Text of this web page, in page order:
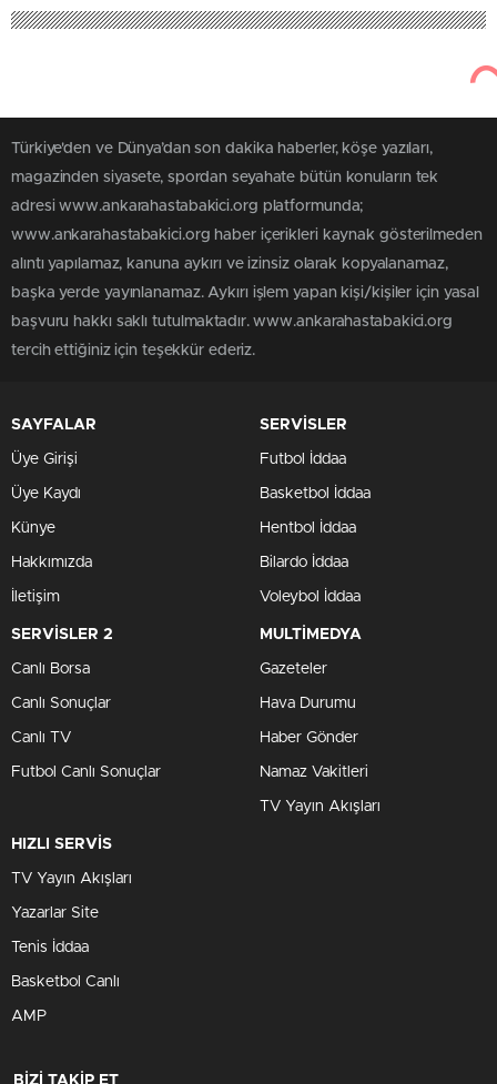
Türkiye'den ve Dünya’dan son dakika haberler, köşe yazıları,
magazinden siyasete, spordan seyahate bütün konuların tek
adresi www.ankarahastabakici.org platformunda;
www.ankarahastabakici.org haber içerikleri kaynak gösterilmeden
alıntı yapılamaz, kanuna aykırı ve izinsiz olarak kopyalanamaz,
başka yerde yayınlanamaz. Aykırı işlem yapan kişi/kişiler için yasal
başvuru hakkı saklı tutulmaktadır. www.ankarahastabakici.org
tercih ettiğiniz için teşekkür ederiz.
SAYFALAR
Üye Girişi
Üye Kaydı
Künye
Hakkımızda
İletişim
SERVİSLER
Futbol İddaa
Basketbol İddaa
Hentbol İddaa
Bilardo İddaa
Voleybol İddaa
SERVİSLER 2
Canlı Borsa
Canlı Sonuçlar
Canlı TV
Futbol Canlı Sonuçlar
MULTİMEDYA
Gazeteler
Hava Durumu
Haber Gönder
Namaz Vakitleri
TV Yayın Akışları
HIZLI SERVİS
TV Yayın Akışları
Yazarlar Site
Tenis İddaa
Basketbol Canlı
AMP
BİZİ TAKİP ET